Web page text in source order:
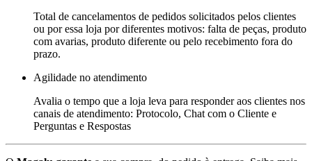
Total de cancelamentos de pedidos solicitados pelos clientes
ou por essa loja por diferentes motivos: falta de peças, produto
com avarias, produto diferente ou pelo recebimento fora do
prazo.
Agilidade no atendimento
Avalia o tempo que a loja leva para responder aos clientes nos
canais de atendimento: Protocolo, Chat com o Cliente e
Perguntas e Respostas